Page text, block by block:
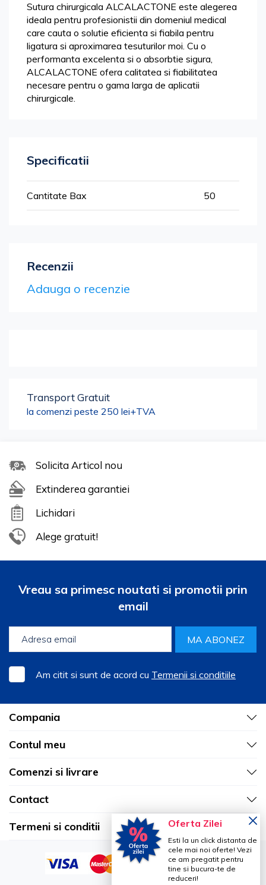
Sutura chirurgicala ALCALACTONE este alegerea
ideala pentru profesionistii din domeniul medical
care cauta o solutie eficienta si fiabila pentru
ligatura si aproximarea tesuturilor moi. Cu o
performanta excelenta si o absorbtie sigura,
ALCALACTONE ofera calitatea si fiabilitatea
necesare pentru o gama larga de aplicatii
chirurgicale.
Specificatii
multe
informatii
Cantitate Bax 50
Recenzii
Adauga o recenzie
Transport Gratuit
la comenzi peste 250 lei+TVA
Solicita Articol nou
Extinderea garantiei
Lichidari
Alege gratuit!
Vreau sa primesc noutati si promotii prin
email
MA ABONEZ
Am citit si sunt de acord cu Termenii si conditiile
Compania
Contul meu
Comenzi si livrare
Contact
Termeni si conditii
Oferta Zilei
Esti la un click distanta de
cele mai noi oferte! Vezi
ce am pregatit pentru
tine si bucura-te de
reduceri!